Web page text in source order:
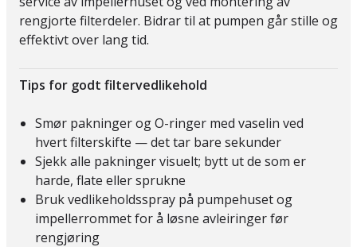
rengjorte filterdeler. Bidrar til at pumpen går stille og
effektivt over lang tid.
Tips for godt filtervedlikehold
Smør pakninger og O-ringer med vaselin ved
hvert filterskifte — det tar bare sekunder
Sjekk alle pakninger visuelt; bytt ut de som er
harde, flate eller sprukne
Bruk vedlikeholdsspray på pumpehuset og
impellerrommet for å løsne avleiringer før
rengjøring